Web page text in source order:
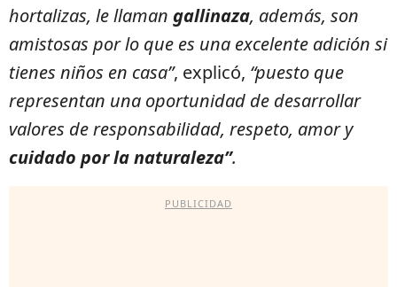
hortalizas, le llaman gallinaza, además, son
amistosas por lo que es una excelente adición si
tienes niños en casa”, explicó, “puesto que
representan una oportunidad de desarrollar
valores de responsabilidad, respeto, amor y
cuidado por la naturaleza”.
PUBLICIDAD